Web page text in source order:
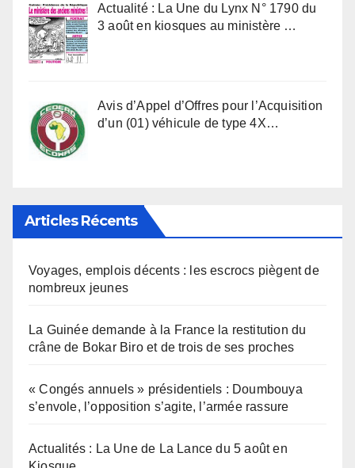
Actualité : La Une du Lynx N° 1790 du
3 août en kiosques au ministère …
Avis d’Appel d’Offres pour l’Acquisition
d’un (01) véhicule de type 4X…
Articles Récents
Voyages, emplois décents : les escrocs piègent de
nombreux jeunes
La Guinée demande à la France la restitution du
crâne de Bokar Biro et de trois de ses proches
« Congés annuels » présidentiels : Doumbouya
s’envole, l’opposition s’agite, l’armée rassure
Actualités : La Une de La Lance du 5 août en